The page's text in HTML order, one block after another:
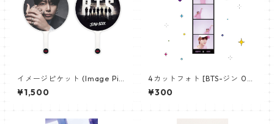
イメージピケット (Image Pic
ket) うちわ - ジョングク (JU
NGKOOK_19)
¥1,500
4カットフォト [BTS-ジン 02]
4CUT PHOTO BTS-JIN 02
¥300